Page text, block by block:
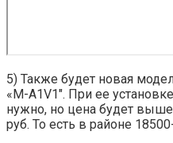
5) Также будет новая
«М-A1V1″. При ее
нужно, но цена будет
руб. То есть в районе